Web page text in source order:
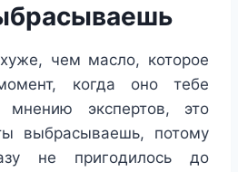
чем масло, которое
когда оно тебе
мнению экспертов, это
выбрасываешь, потому
не пригодилось до